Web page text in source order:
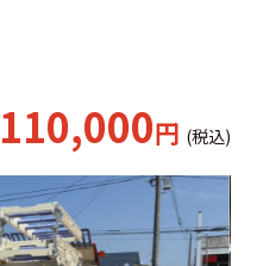
110,000円 (税込)